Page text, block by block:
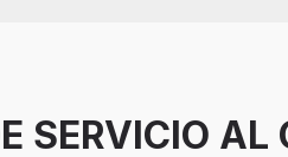
SERVICIO AL